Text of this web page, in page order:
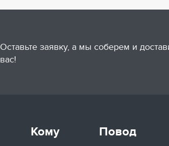
Оставьте заявку, а мы соберем и
вас!
Кому Повод